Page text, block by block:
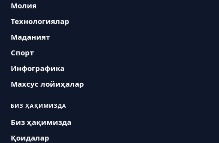
Молия
Технологиялар
Маданият
Спорт
Инфографика
Махсус лойиҳалар
БИЗ ҲАҚИМИЗДА
Биз ҳақимизда
Қоидалар